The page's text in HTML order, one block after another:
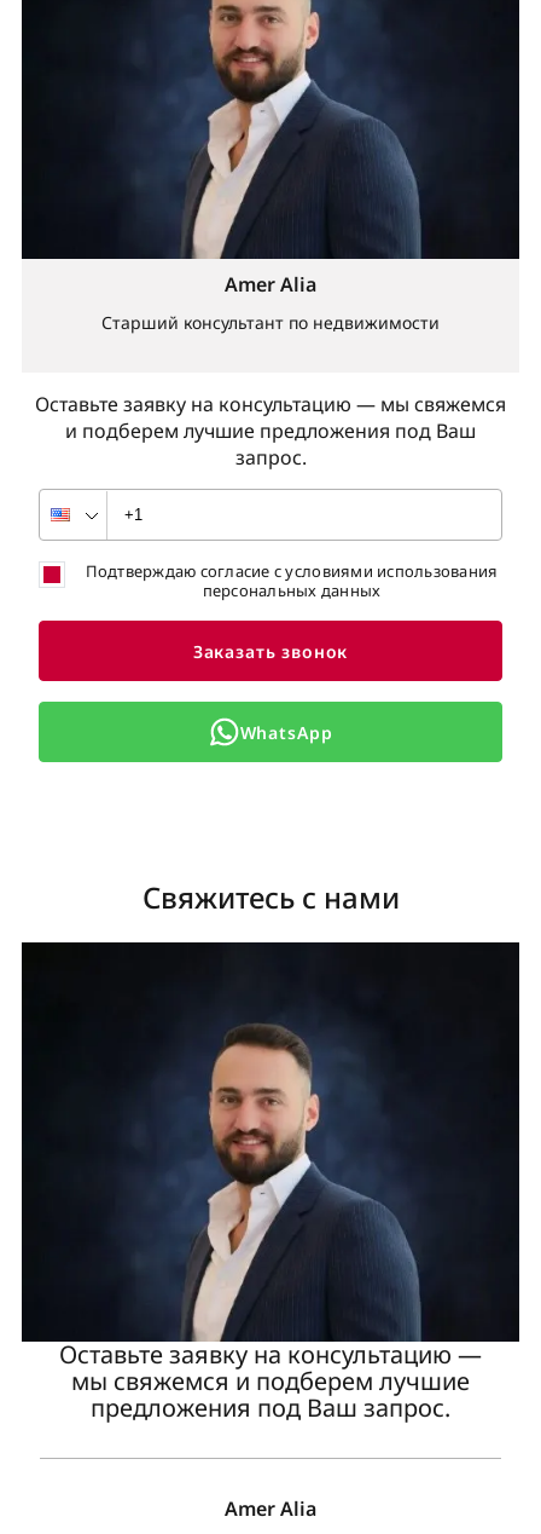
Оставьте заявку на консультацию — мы свяжемся
и подберем лучшие предложения под Ваш
запрос.
Amer Alia
Старший консультант по недвижимости
Подтверждаю согласие с условиями использования
персональных данных
Заказать звонок
WhatsApp
Свяжитесь с нами
Оставьте заявку на консультацию —
мы свяжемся и подберем лучшие
предложения под Ваш запрос.
Amer Alia